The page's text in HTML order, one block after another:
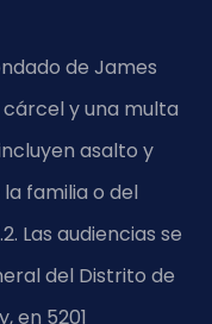
de James
y una multa
asalto y
familia o del
Las audiencias se
del Distrito de
en 5201